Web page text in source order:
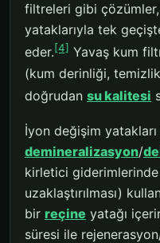
filtreleri gibi
yataklarıyla tek
eder.[4] Yavaş kum
(kum derinliği,
doğrudan su kalitesi
İyon değişim yatakları
demineralizasyon/
kirletici
uzaklaştırılması)
bir reçine yatağı
süresi ile